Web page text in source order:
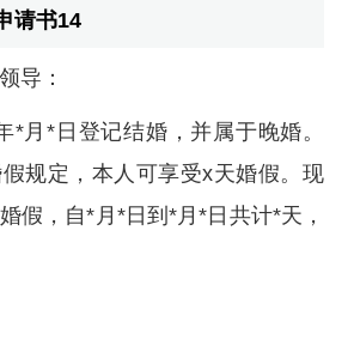
请书14
导：
*月*日登记结婚，并属于晚婚。
规定，本人可享受x天婚假。现
假，自*月*日到*月*日共计*天，